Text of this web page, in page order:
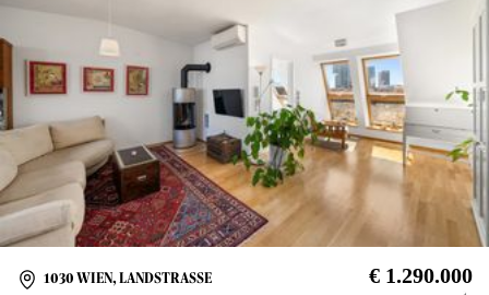
1030 WIEN, LANDSTRASSE € 1.290.000